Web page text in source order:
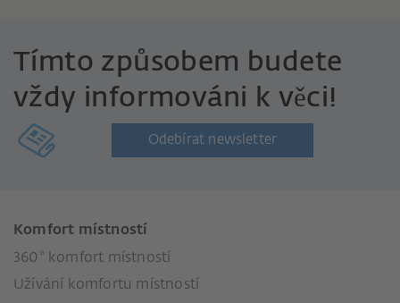
Tímto způsobem budete
vždy informováni k věci!
Odebírat newsletter
Komfort místností
360° komfort místností
Užívání komfortu místností